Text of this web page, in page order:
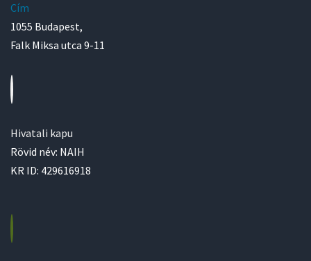
Cím
1055 Budapest,
Falk Miksa utca 9-11
Hivatali kapu
Rövid név: NAIH
KR ID: 429616918